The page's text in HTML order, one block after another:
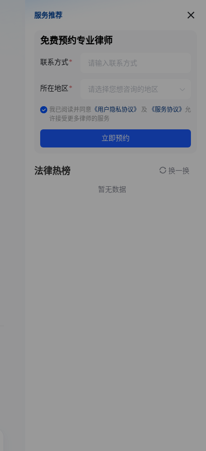
服务推荐
服务推荐
免费预约专业律师
联系方式
所在地区
我已阅读并同意 《用户隐私协议》 及 《服务协议》 允
许接受更多律师的服务
立即预约
法律热榜 换一换
暂无数据